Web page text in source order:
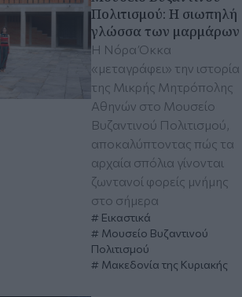
Πολιτισμού: Η σιωπηλή
γλώσσα των μαρμάρων
Η Νόρα Όκκα
«μεταγράφει» την ιστορία
της Μικρής Μητρόπολης
Αθηνών στο Μουσείο
Βυζαντινού Πολιτισμού,
αποκαλύπτοντας πώς τα
αρχαία σπόλια γίνονται
ζωντανοί φορείς μνήμης
στο σήμερα
Εικαστικά
Μουσείο Βυζαντινού
Πολιτισμού
Μακεδονία της Κυριακής